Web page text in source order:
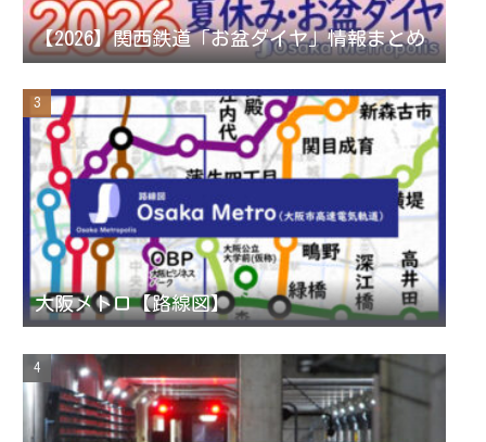
n
n
e
【2026】関西鉄道「お盆ダイヤ」情報まとめ
大阪メトロ【路線図】